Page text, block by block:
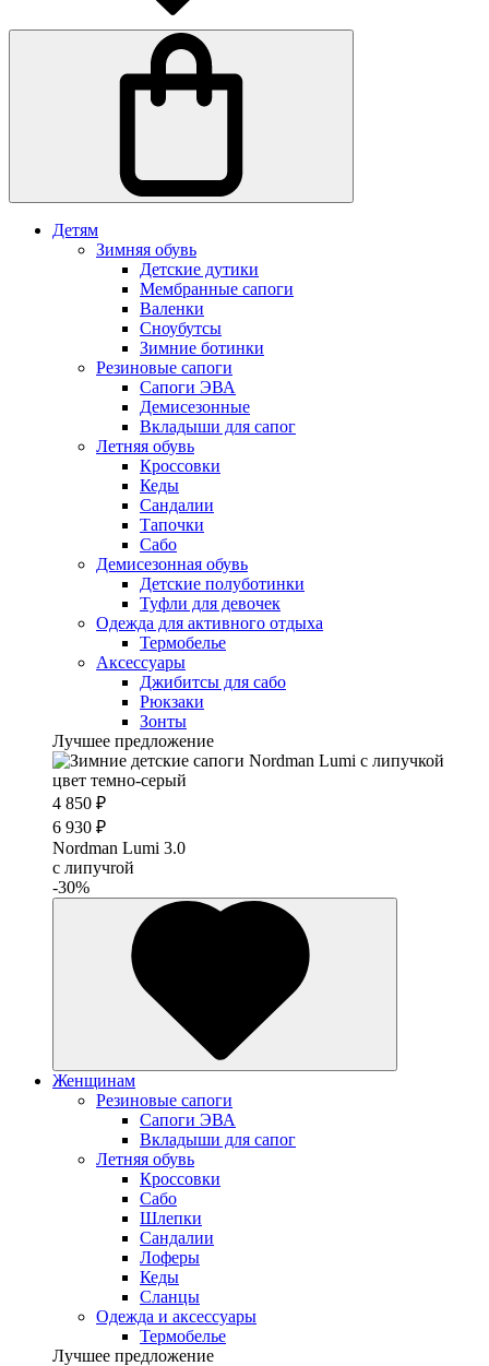
Детям
Зимняя обувь
Детские дутики
Мембранные сапоги
Валенки
Сноубутсы
Зимние ботинки
Резиновые сапоги
Сапоги ЭВА
Демисезонные
Вкладыши для сапог
Летняя обувь
Кроссовки
Кеды
Сандалии
Тапочки
Сабо
Демисезонная обувь
Детские полуботинки
Туфли для девочек
Одежда для активного отдыха
Термобелье
Аксессуары
Джибитсы для сабо
Рюкзаки
Зонты
Лучшее предложение
4 850 ₽
6 930 ₽
Nordman Lumi 3.0
с липучrой
-30%
Женщинам
Резиновые сапоги
Cапоги ЭВА
Вкладыши для сапог
Летняя обувь
Кроссовки
Сабо
Шлепки
Сандалии
Лоферы
Кеды
Сланцы
Одежда и аксессуары
Термобелье
Лучшее предложение